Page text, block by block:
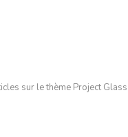
sur le thème Project Glass